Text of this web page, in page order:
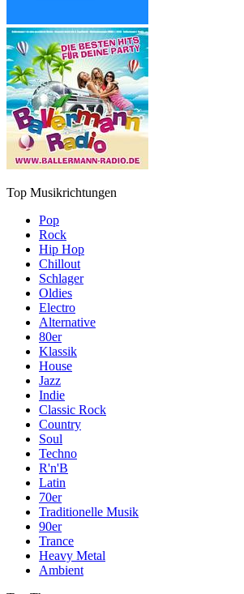
Top Musikrichtungen
Pop
Rock
Hip Hop
Chillout
Schlager
Oldies
Electro
Alternative
80er
Klassik
House
Jazz
Indie
Classic Rock
Country
Soul
Techno
R'n'B
Latin
70er
Traditionelle Musik
90er
Trance
Heavy Metal
Ambient